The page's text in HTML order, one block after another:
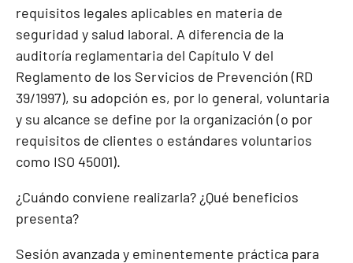
requisitos legales aplicables en materia de
seguridad y salud laboral. A diferencia de la
auditoría reglamentaria del Capítulo V del
Reglamento de los Servicios de Prevención (RD
39/1997), su adopción es, por lo general, voluntaria
y su alcance se define por la organización (o por
requisitos de clientes o estándares voluntarios
como ISO 45001).
¿Cuándo conviene realizarla? ¿Qué beneficios
presenta?
Sesión avanzada y eminentemente práctica para